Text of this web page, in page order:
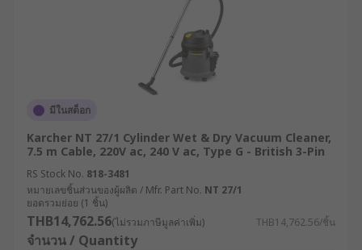
สถานพยาบาล หรือพื้นที่ใกล้เคียงห้องคลีนรูม
ประสิทธิภาพการไหลของอากาศและแรงดูด
(CFM และ Water Lift) : ตัวชี้วัดเหล่านี้เป็นตัว
กำหนดประสิทธิภาพในการทำความสะอาด โดย
การไหลของอากาศ (CFM) จะช่วยในการเคลื่อน
ย้ายเศษฝุ่นผง และ Water Lift จะเป็นตัวบ่งบอก
ถึงความแรงในการดูดสำหรับวัสดุที่มีน้ำหนักมาก
ระดับชั้นของฝุ่น (เช่น คลาส L, M, H) : เครื่องดูด
ฝุ่นอุตสาหกรรมอาจแบ่งประเภทตามระดับ
อันตรายของฝุ่นภายใต้มาตรฐานต่าง ๆ เช่น IEC
ซึ่งมีความสำคัญอย่างยิ่งต่อการปฏิบัติตามกฎ
ระเบียบในพื้นที่ปฏิบัติงานที่มีความเสี่ยง
มีในสต็อก
Karcher NT 27/1 Cylinder Wet & Dry Vacuum Cleaner,
7.5 m Cable, 220V ac, 240 V ac, Type G - British 3-Pin
RS Stock No. 818-3481
หมายเลขชิ้นส่วนของผู้ผลิต / Mfr. Part No. NT 27/1
ยอดรวมย่อย (1 ชิ้น)
THB14,762.56(ไม่รวมภาษีมูลค่าเพิ่ม) THB14,762.56/ชิ้น
จำนวน / Quantity